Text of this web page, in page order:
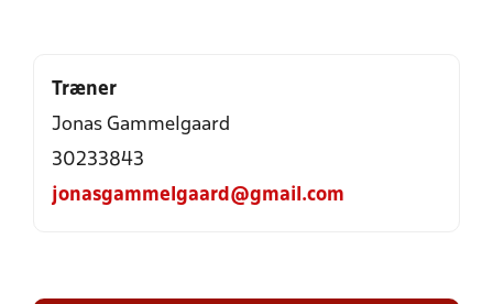
Træner
Jonas Gammelgaard
30233843
jonasgammelgaard@gmail.com